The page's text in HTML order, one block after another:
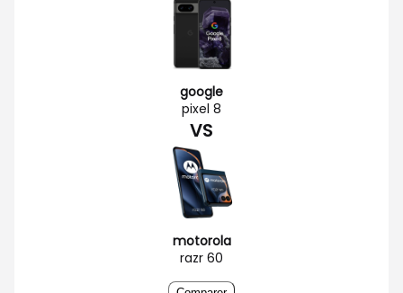
google
pixel 8
VS
motorola
razr 60